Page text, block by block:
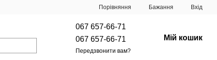
Порівняння Бажання Вхід
067 657-66-71
067 657-66-71
Передзвонити вам?
Мій кошик